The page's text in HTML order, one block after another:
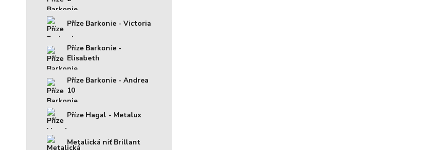
Příze Barkonie - Victoria
Příze Barkonie -
Elisabeth
Příze Barkonie - Andrea
10
Příze Hagal - Metalux
Metalická niť Brillant